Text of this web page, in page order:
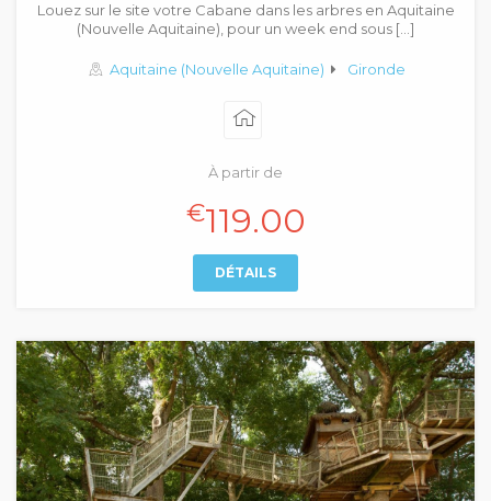
Louez sur le site votre Cabane dans les arbres en Aquitaine
(Nouvelle Aquitaine), pour un week end sous […]
Aquitaine (Nouvelle Aquitaine) Gironde
À partir de
€119.00
DÉTAILS